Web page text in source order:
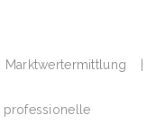
Marktwertermittlung |
professionelle